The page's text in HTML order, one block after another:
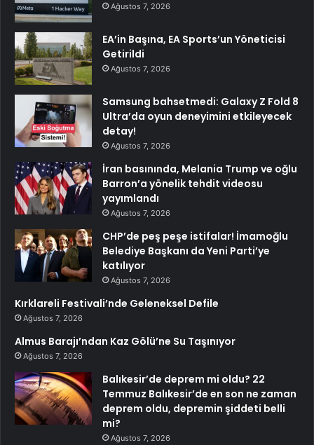
Ağustos 7, 2026
EA’in Başına, EA Sports’un Yöneticisi
Getirildi
Ağustos 7, 2026
Samsung bahsetmedi: Galaxy Z Fold 8
Ultra’da oyun deneyimini etkileyecek
detay!
Ağustos 7, 2026
İran basınında, Melania Trump ve oğlu
Barron’a yönelik tehdit videosu
yayımlandı
Ağustos 7, 2026
CHP’de peş peşe istifalar! İmamoğlu
Belediye Başkanı da Yeni Parti’ye
katılıyor
Ağustos 7, 2026
Kırklareli Festivali’nde Geleneksel Defile
Ağustos 7, 2026
Almus Barajı’ndan Kaz Gölü’ne Su Taşınıyor
Ağustos 7, 2026
Balıkesir’de deprem mi oldu? 22
Temmuz Balıkesir’de en son ne zaman
deprem oldu, depremin şiddeti belli
mi?
Ağustos 7, 2026